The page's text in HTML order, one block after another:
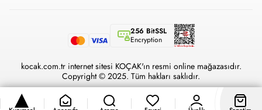
256 BitSSL
Encryption
kocak.com.tr internet sitesi KOÇAK'ın resmi online mağazasıdır.
Copyright © 2025. Tüm hakları saklıdır.